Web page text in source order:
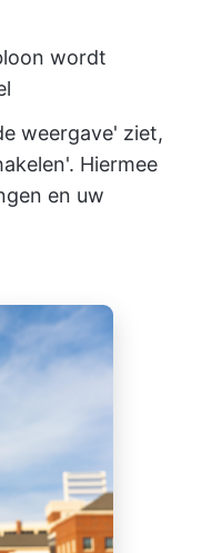
wordt
weergave' ziet,
Hiermee
en uw